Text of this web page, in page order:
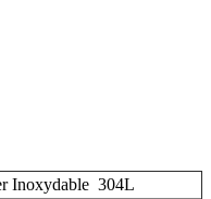
Inoxydable 304L